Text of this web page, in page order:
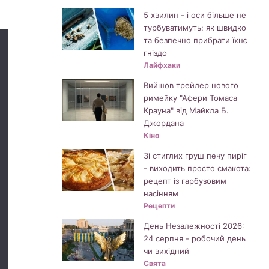
5 хвилин - і оси більше не
турбуватимуть: як швидко
та безпечно прибрати їхнє
гніздо
Лайфхаки
Вийшов трейлер нового
римейку "Афери Томаса
Крауна" від Майкла Б.
Джордана
Кіно
Зі стиглих груш печу пиріг
- виходить просто смакота:
рецепт із гарбузовим
насінням
Рецепти
День Незалежності 2026:
24 серпня - робочий день
чи вихідний
Свята